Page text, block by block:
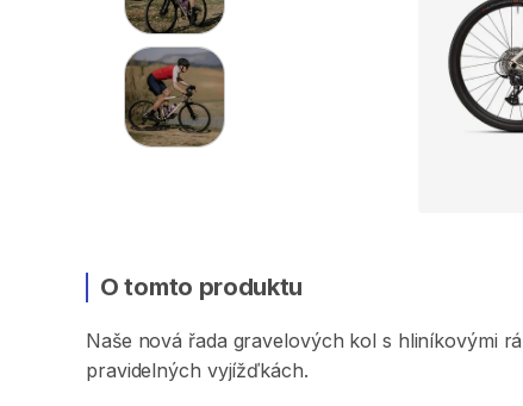
O tomto produktu
Naše nová řada gravelových kol s hliníkovými
pravidelných vyjížďkách.